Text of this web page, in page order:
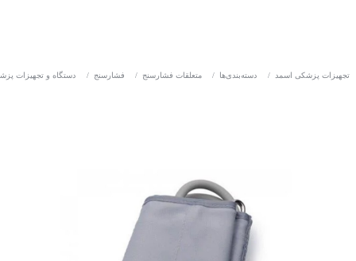
تجهیزات پزشکی اسمد / دسته‌بندی‌ها / متعلقات فشارسنج / فشارسنج / دستگاه و تجهیزات